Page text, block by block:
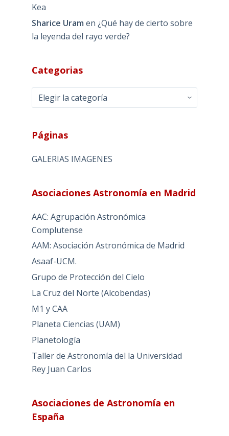
Kea
Sharice Uram en ¿Qué hay de cierto sobre
la leyenda del rayo verde?
Categorias
Categorias
Páginas
GALERIAS IMAGENES
Asociaciones Astronomía en Madrid
AAC: Agrupación Astronómica
Complutense
AAM: Asociación Astronómica de Madrid
Asaaf-UCM.
Grupo de Protección del Cielo
La Cruz del Norte (Alcobendas)
M1 y CAA
Planeta Ciencias (UAM)
Planetología
Taller de Astronomía del la Universidad
Rey Juan Carlos
Asociaciones de Astronomía en
España